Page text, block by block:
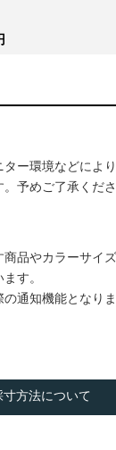
ー環境などによ
予めご了承くださ
品やカラーサイ
す。
通知機能となり
寸方法について